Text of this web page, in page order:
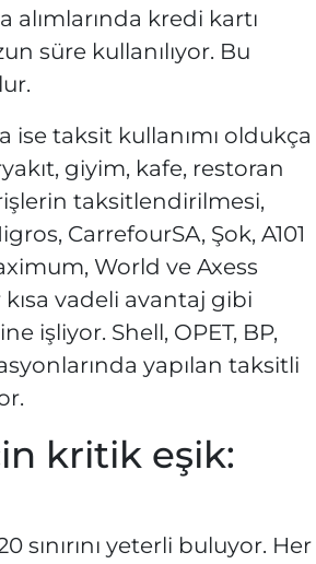
kredi kartı
süre kullanılıyor. Bu
ise taksit kullanımı oldukça
giyim, kafe, restoran
taksitlendirilmesi,
CarrefourSA, Şok, A101
World ve Axess
vadeli avantaj gibi
işliyor. Shell, OPET, BP,
yapılan taksitli
kritik eşik:
sınırını yeterli buluyor. Her